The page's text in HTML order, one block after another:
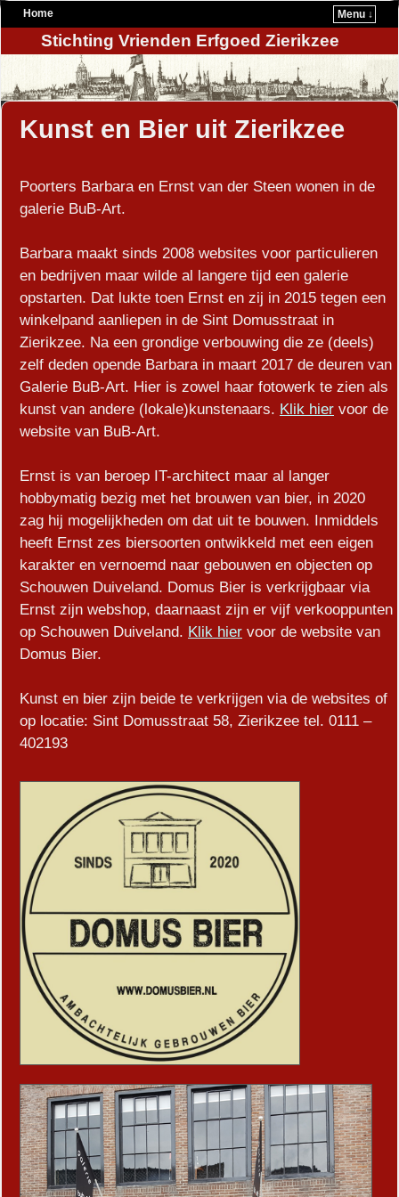
Home Menu ↓
Stichting Vrienden Erfgoed Zierikzee
Kunst en Bier uit Zierikzee
Poorters Barbara en Ernst van der Steen wonen in de
galerie BuB-Art.
Barbara maakt sinds 2008 websites voor particulieren
en bedrijven maar wilde al langere tijd een galerie
opstarten. Dat lukte toen Ernst en zij in 2015 tegen een
winkelpand aanliepen in de Sint Domusstraat in
Zierikzee. Na een grondige verbouwing die ze (deels)
zelf deden opende Barbara in maart 2017 de deuren van
Galerie BuB-Art. Hier is zowel haar fotowerk te zien als
kunst van andere (lokale)kunstenaars. Klik hier voor de
website van BuB-Art.
Ernst is van beroep IT-architect maar al langer
hobbymatig bezig met het brouwen van bier, in 2020
zag hij mogelijkheden om dat uit te bouwen. Inmiddels
heeft Ernst zes biersoorten ontwikkeld met een eigen
karakter en vernoemd naar gebouwen en objecten op
Schouwen Duiveland. Domus Bier is verkrijgbaar via
Ernst zijn webshop, daarnaast zijn er vijf verkooppunten
op Schouwen Duiveland. Klik hier voor de website van
Domus Bier.
Kunst en bier zijn beide te verkrijgen via de websites of
op locatie: Sint Domusstraat 58, Zierikzee tel. 0111 –
402193